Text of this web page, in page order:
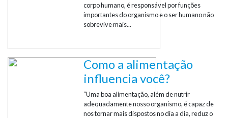
corpo humano, é responsável por funções
importantes do organismo e o ser humano não
sobrevive mais...
Como a alimentação
influencia você?
“Uma boa alimentação, além de nutrir
adequadamente nosso organismo, é capaz de
nos tornar mais dispostos no dia a dia, reduz o